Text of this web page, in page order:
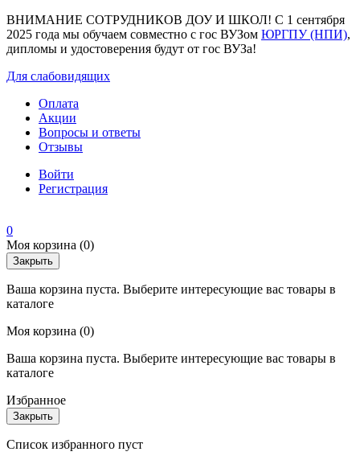
ВНИМАНИЕ СОТРУДНИКОВ ДОУ И ШКОЛ! С 1 сентября
2025 года мы обучаем совместно с гос ВУЗом ЮРГПУ (НПИ),
дипломы и удостоверения будут от гос ВУЗа!
Для слабовидящих
Оплата
Акции
Вопросы и ответы
Отзывы
Войти
Регистрация
0
Моя корзина (0)
Закрыть
Ваша корзина пуста. Выберите интересующие вас товары в
каталоге
Моя корзина (0)
Ваша корзина пуста. Выберите интересующие вас товары в
каталоге
Избранное
Закрыть
Список избранного пуст